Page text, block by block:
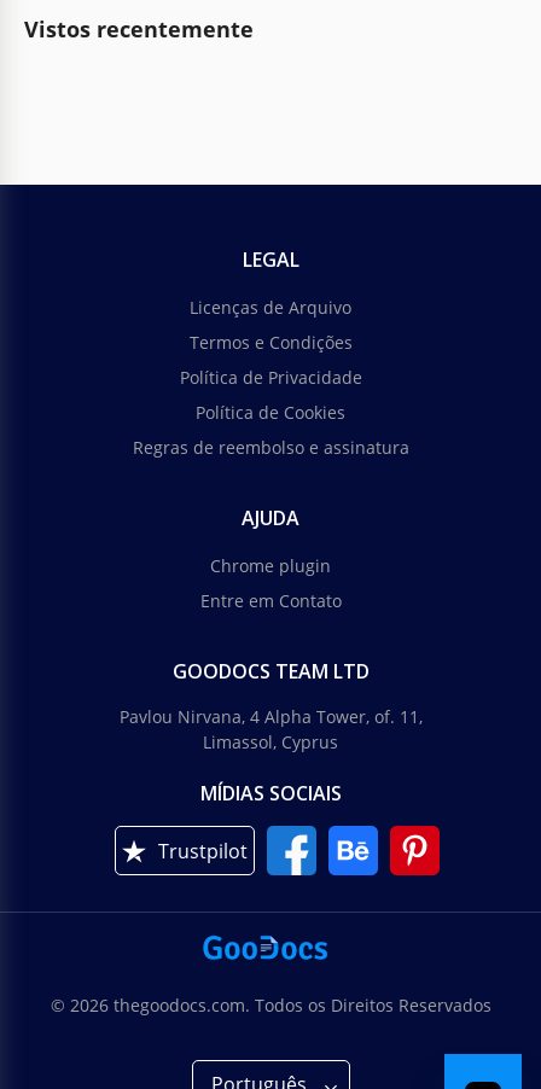
Vistos recentemente
LEGAL
Licenças de Arquivo
Termos e Condições
Política de Privacidade
Política de Cookies
Regras de reembolso e assinatura
AJUDA
Chrome plugin
Entre em Contato
GOODOCS TEAM LTD
Pavlou Nirvana, 4 Alpha Tower, of. 11,
Limassol, Cyprus
MÍDIAS SOCIAIS
Trustpilot
© 2026 thegoodocs.com. Todos os Direitos Reservados